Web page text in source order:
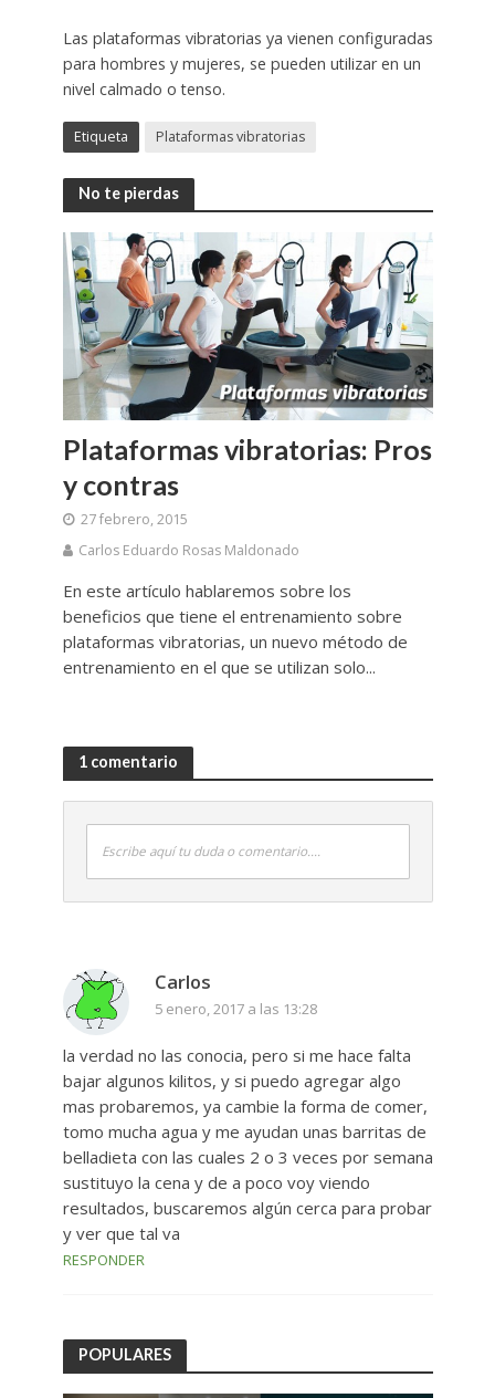
Las plataformas vibratorias ya vienen configuradas
para hombres y mujeres, se pueden utilizar en un
nivel calmado o tenso.
Etiqueta Plataformas vibratorias
No te pierdas
Plataformas vibratorias: Pros
y contras
27 febrero, 2015
Carlos Eduardo Rosas Maldonado
En este artículo hablaremos sobre los
beneficios que tiene el entrenamiento sobre
plataformas vibratorias, un nuevo método de
entrenamiento en el que se utilizan solo...
1 comentario
Escribe aquí tu duda o comentario....
Carlos
5 enero, 2017 a las 13:28
la verdad no las conocia, pero si me hace falta
bajar algunos kilitos, y si puedo agregar algo
mas probaremos, ya cambie la forma de comer,
tomo mucha agua y me ayudan unas barritas de
belladieta con las cuales 2 o 3 veces por semana
sustituyo la cena y de a poco voy viendo
resultados, buscaremos algún cerca para probar
y ver que tal va
RESPONDER
POPULARES